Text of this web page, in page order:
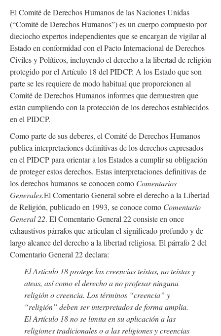
El Comité de Derechos Humanos de las Naciones Unidas
(“Comité de Derechos Humanos”) es un cuerpo compuesto por
dieciocho expertos independientes que se encargan de vigilar al
Estado en conformidad con el Pacto Internacional de Derechos
Civiles y Políticos, incluyendo el derecho a la libertad de religión
protegido por el Artículo 18 del PIDCP. A los Estado que son
parte se les requiere de modo habitual que proporcionen al
Comité de Derechos Humanos informes que demuestren que
están cumpliendo con la protección de los derechos establecidos
en el PIDCP.
Como parte de sus deberes, el Comité de Derechos Humanos
publica interpretaciones definitivas de los derechos expresados
en el PIDCP para orientar a los Estados a cumplir su obligación
de proteger estos derechos. Estas interpretaciones definitivas de
los derechos humanos se conocen como Comentarios
Generales.El Comentario General sobre el derecho a la Libertad
de Religión, publicado en 1993, se conoce como Comentario
General 22. El Comentario General 22 consiste en once
exhaustivos párrafos que articulan el significado profundo y de
largo alcance del derecho a la libertad religiosa. El párrafo 2 del
Comentario General 22 declara:
El Artículo 18 protege las creencias teístas, no teístas y
ateas, así como el derecho a no profesar ninguna
religión o creencia. Los términos “creencia” y
“religión” deben ser interpretados de forma amplia.
El Artículo 18 no se limita en su aplicación a las
religiones tradicionales o a las religiones y creencias